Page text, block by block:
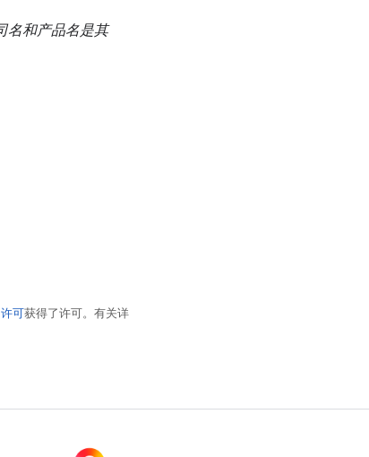
名和产品名是其
可获得了许可。有关详